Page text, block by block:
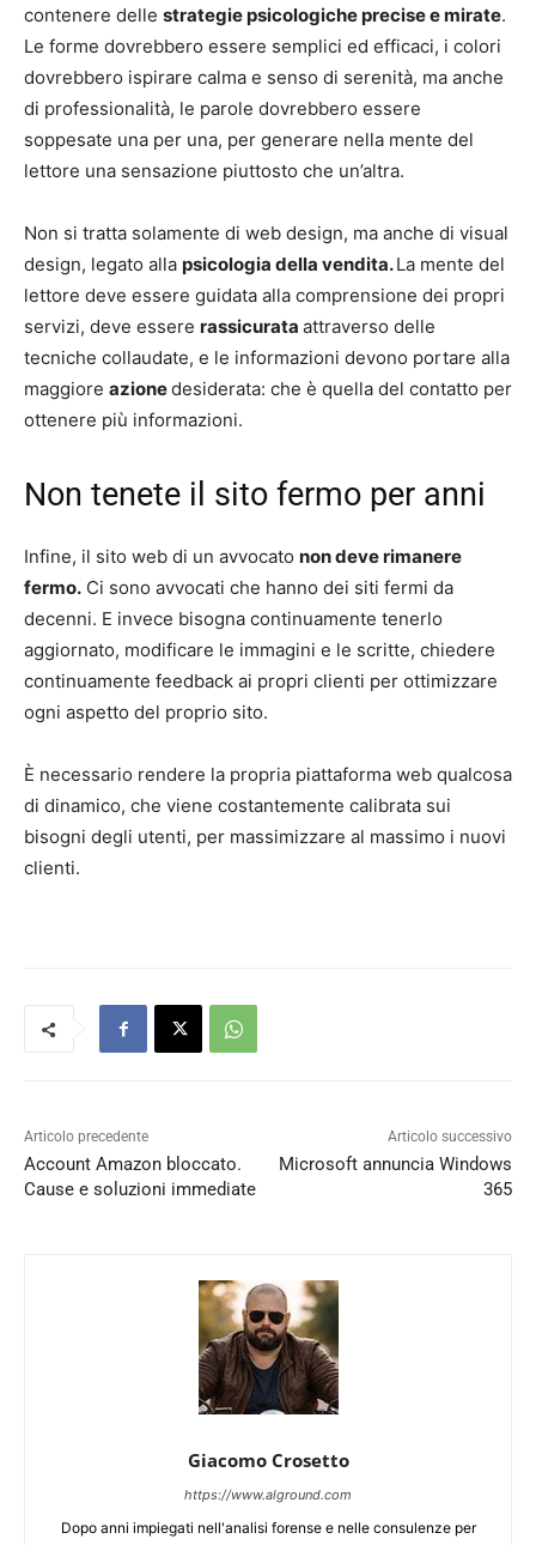
contenere delle strategie psicologiche precise e mirate.
Le forme dovrebbero essere semplici ed efficaci, i colori
dovrebbero ispirare calma e senso di serenità, ma anche
di professionalità, le parole dovrebbero essere
soppesate una per una, per generare nella mente del
lettore una sensazione piuttosto che un’altra.
Non si tratta solamente di web design, ma anche di visual
design, legato alla psicologia della vendita.La mente del
lettore deve essere guidata alla comprensione dei propri
servizi, deve essere rassicurata attraverso delle
tecniche collaudate, e le informazioni devono portare alla
maggiore azionedesiderata: che è quella del contatto per
ottenere più informazioni.
Non tenete il sito fermo per anni
Infine, il sito web di un avvocato non deve rimanere
fermo. Ci sono avvocati che hanno dei siti fermi da
decenni. E invece bisogna continuamente tenerlo
aggiornato, modificare le immagini e le scritte, chiedere
continuamente feedback ai propri clienti per ottimizzare
ogni aspetto del proprio sito.
È necessario rendere la propria piattaforma web qualcosa
di dinamico, che viene costantemente calibrata sui
bisogni degli utenti, per massimizzare al massimo i nuovi
clienti.
Articolo precedente
Account Amazon bloccato.
Cause e soluzioni immediate
Articolo successivo
Microsoft annuncia Windows
365
Giacomo Crosetto
https://www.alground.com
Dopo anni impiegati nell'analisi forense e nelle consulenze per